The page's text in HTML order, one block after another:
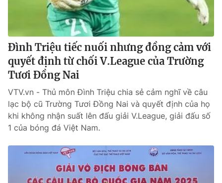
Đình Triệu tiếc nuối nhưng đồng cảm với
quyết định từ chối V.League của Trường
Tươi Đồng Nai
VTV.vn - Thủ môn Đình Triệu chia sẻ cảm nghĩ về câu
lạc bộ cũ Trường Tươi Đồng Nai và quyết định của họ
khi không nhận suất lên đấu giải V.League, giải đấu số
1 của bóng đá Việt Nam.